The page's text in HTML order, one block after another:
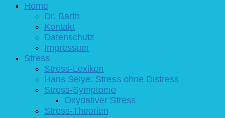
Home
Dr. Barth
Kontakt
Datenschutz
Impressum
Stress
Stress-Lexikon
Hans Selye: Stress ohne Distress
Stress-Symptome
Oxydativer Stress
Stress-Theorien